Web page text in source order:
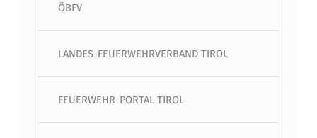
ÖBFV
LANDES-FEUERWEHRVERBAND TIROL
FEUERWEHR-PORTAL TIROL